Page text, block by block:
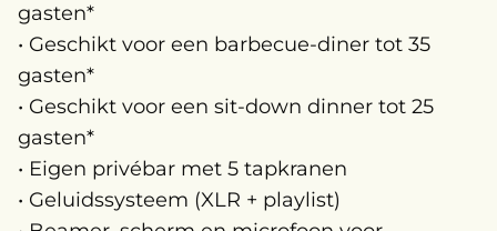
gasten*
• Geschikt voor een barbecue-diner tot 35
gasten*
• Geschikt voor een sit-down dinner tot 25
gasten*
• Eigen privébar met 5 tapkranen
• Geluidssysteem (XLR + playlist)